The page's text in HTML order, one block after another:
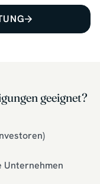
geeignet?
Unternehmen